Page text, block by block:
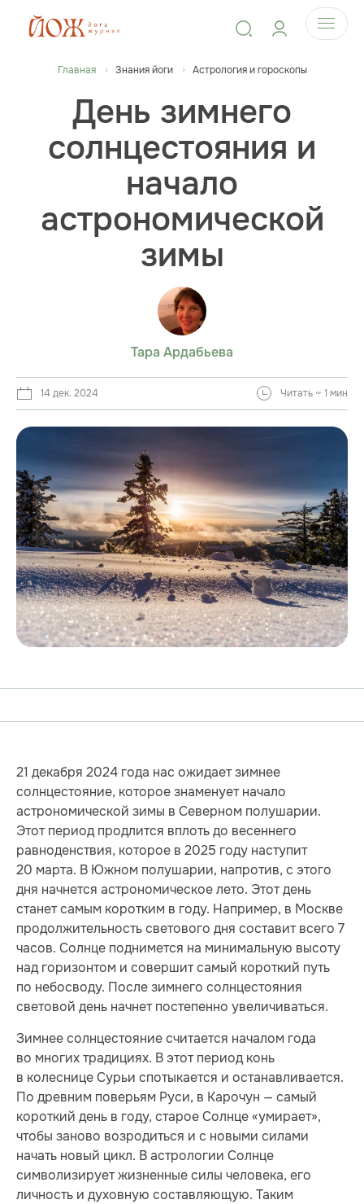
Главная Знания йоги Астрология и гороскопы
День зимнего
солнцестояния и
начало
астрономической
зимы
Тара Ардабьева
14 дек. 2024 Читать ~ 1 мин
21 декабря 2024 года нас ожидает зимнее
солнцестояние, которое знаменует начало
астрономической зимы в Северном полушарии.
Этот период продлится вплоть до весеннего
равноденствия, которое в 2025 году наступит
20 марта. В Южном полушарии, напротив, с этого
дня начнется астрономическое лето. Этот день
станет самым коротким в году. Например, в Москве
продолжительность светового дня составит всего 7
часов. Солнце поднимется на минимальную высоту
над горизонтом и совершит самый короткий путь
по небосводу. После зимнего солнцестояния
световой день начнет постепенно увеличиваться.
Зимнее солнцестояние считается началом года
во многих традициях. В этот период конь
в колеснице Сурьи спотыкается и останавливается.
По древним поверьям Руси, в Карочун — самый
короткий день в году, старое Солнце «умирает»,
чтобы заново возродиться и с новыми силами
начать новый цикл. В астрологии Солнце
символизирует жизненные силы человека, его
личность и духовную составляющую. Таким